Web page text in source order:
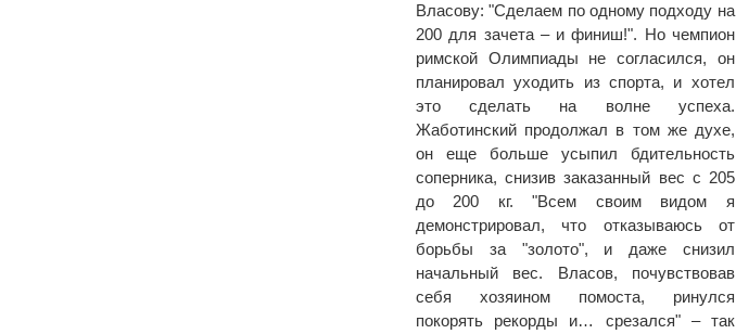
Власову: "Сделаем по одному подходу на
200 для зачета – и финиш!". Но чемпион
римской Олимпиады не согласился, он
планировал уходить из спорта, и хотел
это сделать на волне успеха.
Жаботинский продолжал в том же духе,
он еще больше усыпил бдительность
соперника, снизив заказанный вес с 205
до 200 кг. "Всем своим видом я
демонстрировал, что отказываюсь от
борьбы за "золото", и даже снизил
начальный вес. Власов, почувствовав
себя хозяином помоста, ринулся
покорять рекорды и… срезался" – так